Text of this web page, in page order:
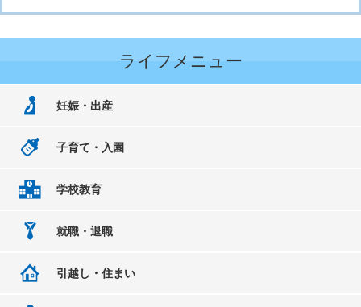
ライフメニュー
妊娠・出産
子育て・入園
学校教育
就職・退職
引越し・住まい